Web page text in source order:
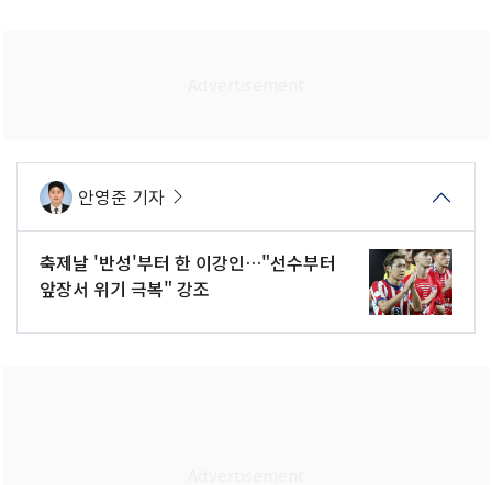
안영준 기자
축제날 '반성'부터 한 이강인…"선수부터
앞장서 위기 극복" 강조